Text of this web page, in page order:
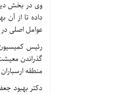
وی در بخش
داده تا از آن
عوامل اصلی
رئیس
گذراندن
منطقه